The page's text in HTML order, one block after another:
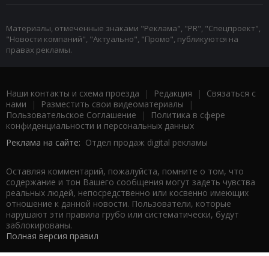
Материалы, отмеченные знаками "Реклама", "PR", "Спецпроект",
"Новости компаний", "Актуально", "Промо", публикуются на
правах рекламы.
Наши контакты и схема проезда | Редакция | Связаться с
нами | Разместить свои видеоматериалы |
Пользовательское Соглашение |
Политика в сфере
конфиденциальности и персональных данных
Реклама на сайте: Отдел продаж digital рекламы
Оставляя комментарий, пожалуйста, помните о том, что
содержание и тон Вашего сообщения могут задеть чувства
реальных людей, непосредственно или косвенно имеющих
отношение к данной новости. Пользователи, которые
нарушают эти правила грубо или систематически, будут
заблокированы.
Полная версия правил